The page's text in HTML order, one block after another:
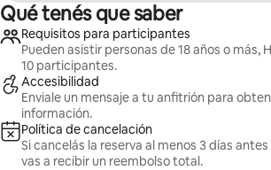
Qué tenés que saber
Requisitos para participantes
Pueden asistir personas de 18 años o más,
10 participantes.
Accesibilidad
Enviale un mensaje a tu anfitrión para
información.
Política de cancelación
Si cancelás la reserva al menos 3 días
vas a recibir un reembolso total.